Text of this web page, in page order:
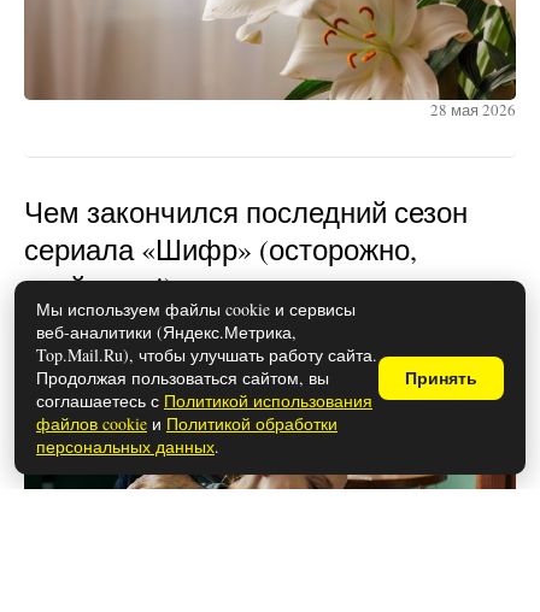
28 мая 2026
Чем закончился последний сезон
сериала «Шифр» (осторожно,
спойлеры!)
Мы используем файлы cookie и сервисы
веб-аналитики (Яндекс.Метрика,
Top.Mail.Ru), чтобы улучшать работу сайта.
Продолжая пользоваться сайтом, вы
соглашаетесь с Политикой использования
файлов cookie и Политикой обработки
персональных данных.
Принять